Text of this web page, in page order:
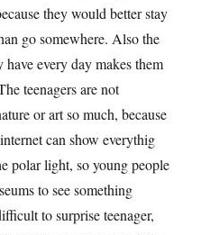
they would better stay
go somewhere. Also the
every day makes them
teenagers are not
or art so much, because
can show everythig
polar light, so young people
to see something
to surprise teenager,